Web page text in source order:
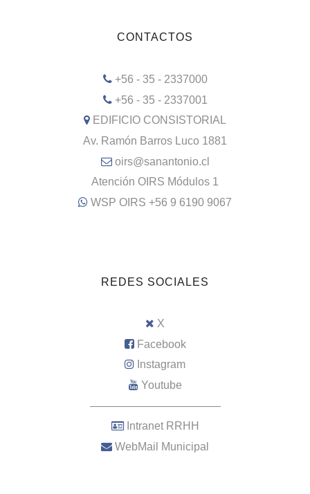
CONTACTOS
+56 - 35 - 2337000
+56 - 35 - 2337001
EDIFICIO CONSISTORIAL
Av. Ramón Barros Luco 1881
oirs@sanantonio.cl
Atención OIRS Módulos 1
WSP OIRS +56 9 6190 9067
REDES SOCIALES
X
Facebook
Instagram
Youtube
–––––––––––––––––––––
Intranet RRHH
WebMail Municipal